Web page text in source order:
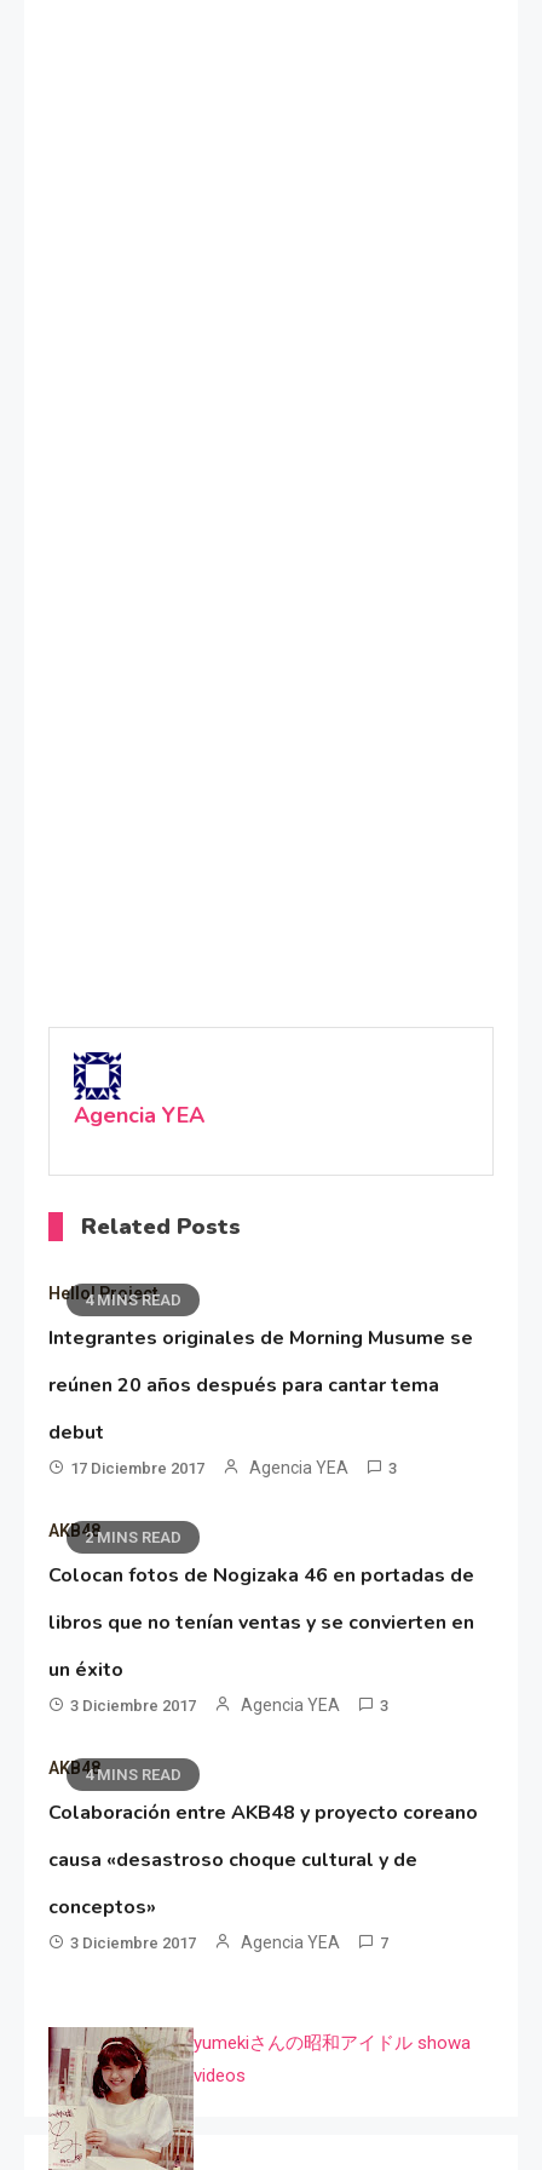
Agencia YEA
Related Posts
4 MINS READ
Hello! Project
Integrantes originales de Morning Musume se
reúnen 20 años después para cantar tema
debut
17 Diciembre 2017 Agencia YEA 3
2 MINS READ
AKB48
Colocan fotos de Nogizaka 46 en portadas de
libros que no tenían ventas y se convierten en
un éxito
3 Diciembre 2017 Agencia YEA 3
4 MINS READ
AKB48
Colaboración entre AKB48 y proyecto coreano
causa «desastroso choque cultural y de
conceptos»
3 Diciembre 2017 Agencia YEA 7
yumekiさんの昭和アイドル showa
videos